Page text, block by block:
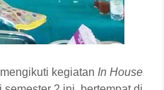
kegiatan In House